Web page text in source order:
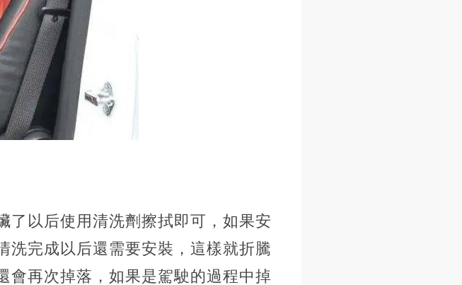
了以后使用清洗劑擦拭即可，如果安
洗完成以后還需要安裝，這樣就折騰
會再次掉落，如果是駕駛的過程中掉